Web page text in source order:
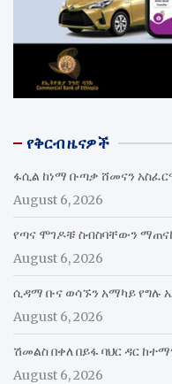
የቅርብ ዜናዎች
ፋሲል ከነማ ቡጣቃ ሸመናን
August 6, 2026
የጣና ሞገዶቹ ስብስባቸውን
August 6, 2026
ሲዳማ ቡና ወሳኙን አማካይ የግሉ
August 6, 2026
ሽመልስ በቀለ በይፋ ባህር ዳር
August 6, 2026